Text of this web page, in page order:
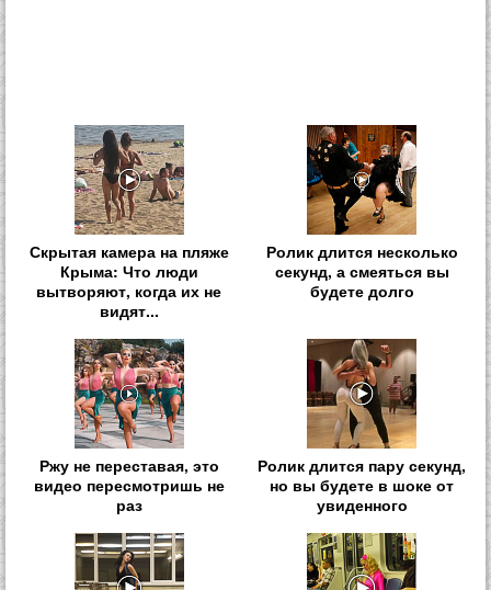
Скрытая камера на пляже
Крыма: Что люди
вытворяют, когда их не
видят...
Ролик длится несколько
секунд, а смеяться вы
будете долго
Ржу не переставая, это
видео пересмотришь не
раз
Ролик длится пару секунд,
но вы будете в шоке от
увиденного